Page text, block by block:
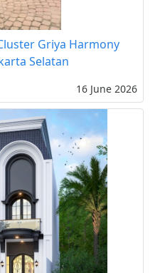
Griya Harmony
Selatan
16 June 2026